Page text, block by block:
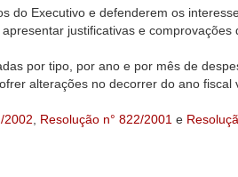
do Executivo e defenderem os
justificativas e comprovações
por tipo, por ano e por mês de
alterações no decorrer do ano fiscal
2002 Resolução n° 822/2001 e